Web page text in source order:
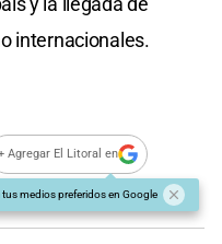
internacionales.
Agregar El Litoral en
tus medios preferidos en Google